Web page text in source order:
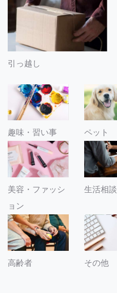
引っ越し
趣味・習い事 ペット
美容・ファッシ
ョン
生活相談
高齢者 その他